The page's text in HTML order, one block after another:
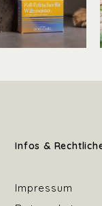
Infos &
Impressum